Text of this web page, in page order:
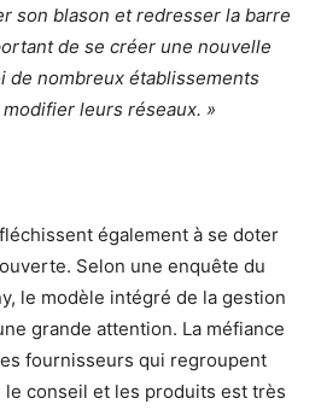
son blason et redresser la barre
de se créer une nouvelle
de nombreux établissements
leurs réseaux. »
également à se doter
Selon une enquête du
le modèle intégré de la gestion
grande attention. La méfiance
fournisseurs qui regroupent
le conseil et les produits est très